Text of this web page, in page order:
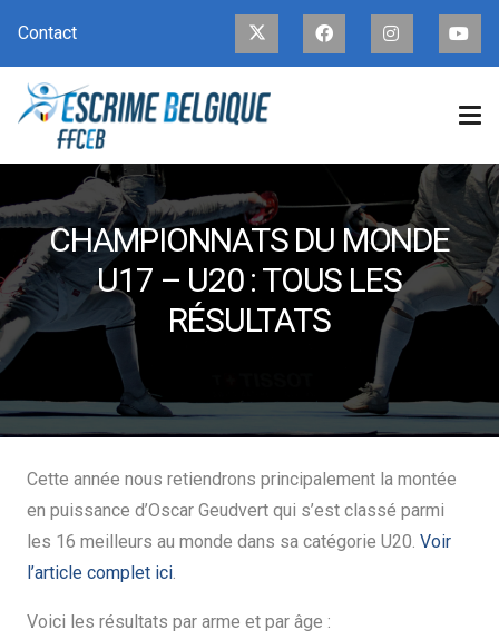
Contact
CHAMPIONNATS DU MONDE
U17 – U20 : TOUS LES
RÉSULTATS
Cette année nous retiendrons principalement la montée
en puissance d’Oscar Geudvert qui s’est classé parmi
les 16 meilleurs au monde dans sa catégorie U20. Voir
l’article complet ici
Voici les résultats par arme et par âge :